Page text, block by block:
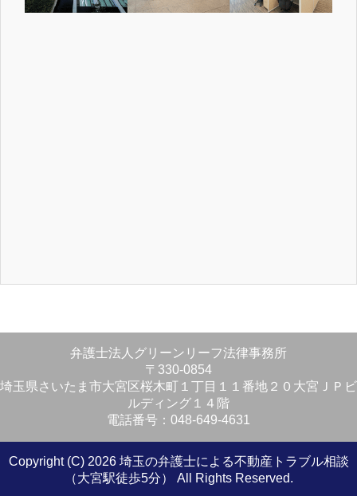
弁護士法人グリーンリーフ法律事務所
〒330-0854
埼玉県さいたま市大宮区桜木町１丁目１１番地２０大宮ＪＰビ
ルディング１４階
電話番号：048-649-4631
Copyright (C) 2026 埼玉の弁護士による不動産トラブル相談
（大宮駅徒歩5分） All Rights Reserved.